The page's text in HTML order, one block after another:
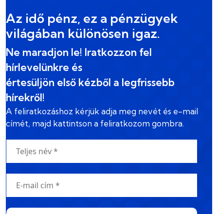
Az idő pénz, ez a pénzügyek
világában különösen igaz.
Ne maradjon le! Iratkozzon fel
hírlevelünkre és
értesüljön első kézből a legfrissebb
hírekről!
A feliratkozáshoz kérjük adja meg nevét és e-mail
címét, majd kattintson a feliratkozom gombra.